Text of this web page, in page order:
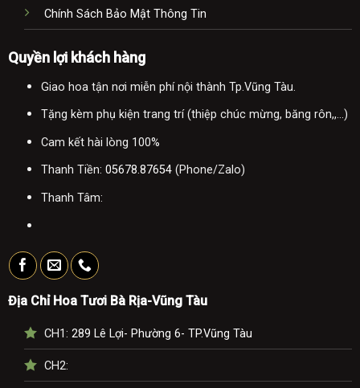
Chính Sách Bảo Mật Thông Tin
Quyền lợi khách hàng
Giao hoa tận nơi miễn phí nội thành Tp.Vũng Tàu.
Tặng kèm phụ kiện trang trí (thiệp chúc mừng, băng rôn,,...)
Cam kết hài lòng 100%
Thanh Tiền: 05678.87654(Phone/Zalo)
Thanh Tâm:
Địa Chỉ Hoa Tươi Bà Rịa-Vũng Tàu
CH1: 289 Lê Lợi- Phường 6- TP.Vũng Tàu
CH2: